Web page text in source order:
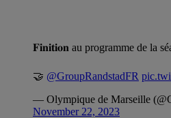
𝐅𝐢𝐧𝐢𝐭𝐢𝐨𝐧 au programme de la
🤝 @GroupRandstadFR
— Olympique de Marseille
November 22, 2023